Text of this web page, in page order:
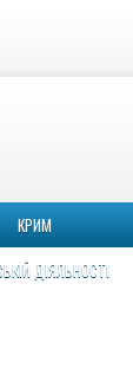
КРИМ
ДІЯЛЬНОСТІ